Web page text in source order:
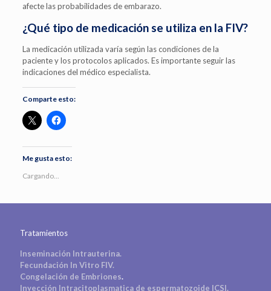
afecte las probabilidades de embarazo.
¿Qué tipo de medicación se utiliza en la FIV?
La medicación utilizada varía según las condiciones de la
paciente y los protocolos aplicados. Es importante seguir las
indicaciones del médico especialista.
Comparte esto:
Me gusta esto:
Cargando...
Tratamientos
Inseminación Intrauterina.
Fecundación In Vitro FIV.
Congelación de Embriones.
Inyección Intracitoplasmatica de espermatozoide ICSI.